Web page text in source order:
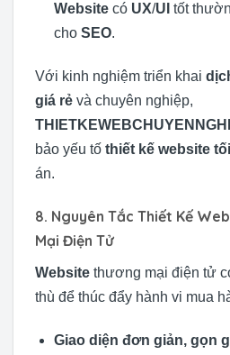
Websitecó UX/UI tốt
cho SEO.
Với kinh nghiệm triển khai
giá rẻ và chuyên nghiệp,
bảo yếu tố thiết kế website
án.
8. Nguyên Tắc Thiết Kế
Mại Điện Tử
Website thương mại điện tử
thù để thúc đẩy hành vi mua
Giao diện đơn giản, gọn